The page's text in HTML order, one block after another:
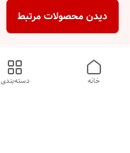
دیدن محصولات مرتبط
دسته‌بندی خانه